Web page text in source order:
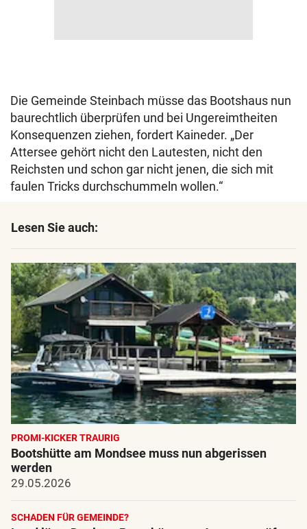
Die Gemeinde Steinbach müsse das Bootshaus nun
baurechtlich überprüfen und bei Ungereimtheiten
Konsequenzen ziehen, fordert Kaineder. „Der
Attersee gehört nicht den Lautesten, nicht den
Reichsten und schon gar nicht jenen, die sich mit
faulen Tricks durchschummeln wollen.“
Lesen Sie auch:
PROMI-KICKER TRAURIG
Bootshütte am Mondsee muss nun abgerissen
werden
29.05.2026
SCHADEN FÜR GEMEINDE?